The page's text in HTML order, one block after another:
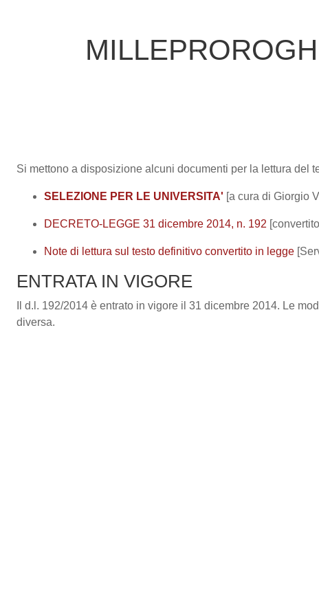
Si mettono a disposizione alcuni documenti per la lettura del
SELEZIONE PER LE UNIVERSITA' [a cura di Giorgio
DECRETO-LEGGE 31 dicembre 2014, n. 192
Note di lettura sul testo definitivo convertito in legge
ENTRATA IN VIGORE
Il d.l. 192/2014 è entrato in vigore il 31 dicembre 2014. Le
diversa.